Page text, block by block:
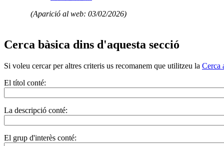
(Aparició al web: 03/02/2026)
Cerca bàsica dins d'aquesta secció
Si voleu cercar per altres criteris us recomanem que utilitzeu la Cerca
El títol conté:
La descripció conté:
El grup d'interès conté: